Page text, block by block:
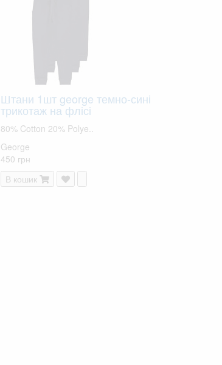
Штани 1шт george темно-сині
трикотаж на флісі
80% Cotton 20% Polye..
George
450 грн
В кошик